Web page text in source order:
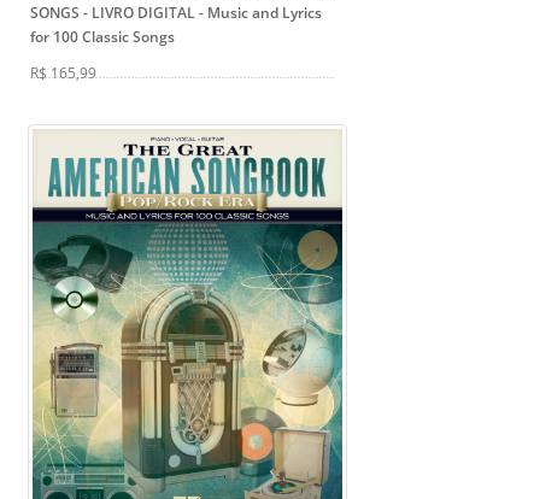
SONGS - LIVRO DIGITAL- Music and Lyrics
for 100 Classic Songs
R$ 165,99